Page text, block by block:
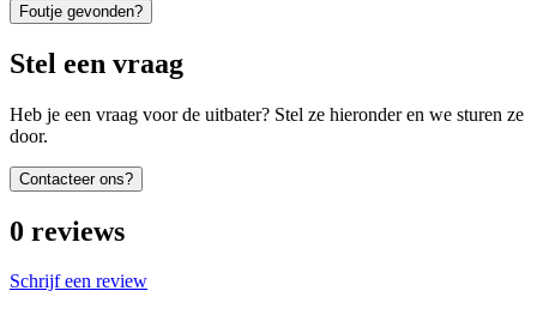
Foutje gevonden?
Stel een vraag
Heb je een vraag voor de uitbater? Stel ze hieronder en we sturen ze
door.
Contacteer ons?
0 reviews
Schrijf een review